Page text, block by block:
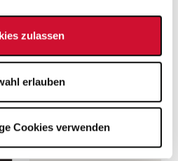
zulassen
erlauben
Cookies verwenden
Leistungen
Einsatzort